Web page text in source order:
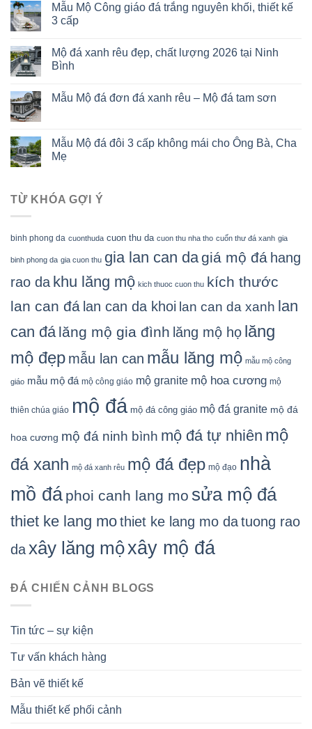
Mẫu Mộ Công giáo đá trắng nguyên khối, thiết kế
3 cấp
Mộ đá xanh rêu đẹp, chất lượng 2026 tại Ninh
Bình
Mẫu Mộ đá đơn đá xanh rêu – Mộ đá tam sơn
Mẫu Mộ đá đôi 3 cấp không mái cho Ông Bà, Cha
Mẹ
TỪ KHÓA GỢI Ý
binh phong da cuonthuda cuon thu da cuon thu nha tho cuốn thư đá xanh gia
binh phong da gia cuon thu gia lan can dagiá mộ đá hang
rao da khu lăng mộ kich thuoc cuon thu kích thước
lan can đá lan can da khoi lan can da xanh lan
can đá lăng mộ gia đình lăng mộ họ lăng
mộ đẹp mẫu lan can mẫu lăng mộ mẫu mộ công
giáo mẫu mộ đá mộ công giáo mộ granite mộ hoa cương mộ
thiên chúa giáo mộ đá mộ đá công giáo mộ đá granite mộ đá
hoa cương mộ đá ninh bình mộ đá tự nhiên mộ
đá xanh mộ đá xanh rêu mộ đá đẹp mộ đạo nhà
mồ đá phoi canh lang mo sửa mộ đá
thiet ke lang mothiet ke lang mo datuong rao
daxây lăng mộxây mộ đá
ĐÁ CHIẾN CẢNH BLOGS
Tin tức – sự kiện
Tư vấn khách hàng
Bản vẽ thiết kế
Mẫu thiết kế phối cảnh